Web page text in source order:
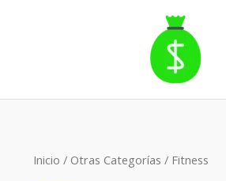
Inicio / Otras Categorías / Fitness